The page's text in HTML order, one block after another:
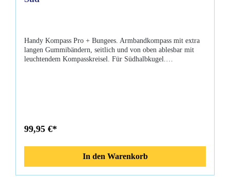
Handy Kompass Pro + Bungees. Armbandkompass mit extra
langen Gummibändern, seitlich und von oben ablesbar mit
leuchtendem Kompasskreisel. Für Südhalbkugel.
99,95 €*
In den Warenkorb